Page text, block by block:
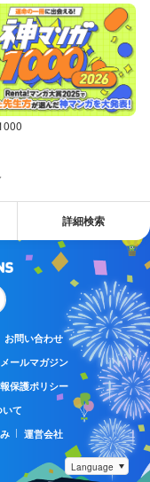
詳細検索
お問い合わせ
メールマガジン
保護ポリシー
て
運営会社